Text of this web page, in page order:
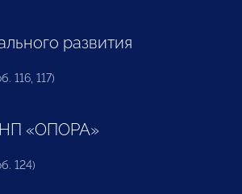
развития
116, 117)
«ОПОРА»
124)